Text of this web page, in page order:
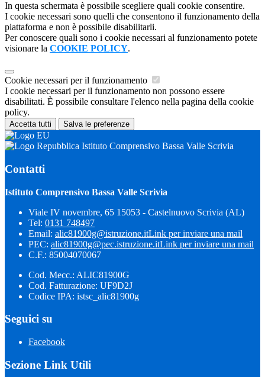
In questa schermata è possibile scegliere quali cookie consentire.
I cookie necessari sono quelli che consentono il funzionamento della
piattaforma e non è possibile disabilitarli.
Per conoscere quali sono i cookie necessari al funzionamento potete
visionare la COOKIE POLICY.
Cookie necessari per il funzionamento
I cookie necessari per il funzionamento non possono essere
disabilitati. È possibile consultare l'elenco nella pagina della cookie
policy.
Accetta tutti Salva le preferenze
Istituto Comprensivo Bassa Valle Scrivia
Contatti
Istituto Comprensivo Bassa Valle Scrivia
Viale IV novembre, 65 15053 - Castelnuovo Scrivia (AL)
Tel: 0131 748497
Email: alic81900g@istruzione.itLink per inviare una mail
PEC: alic81900g@pec.istruzione.itLink per inviare una mail
C.F.: 85004070067
Cod. Mecc.: ALIC81900G
Cod. Fatturazione: UF9D2J
Codice IPA: istsc_alic81900g
Seguici su
Facebook
Sezione Link Utili